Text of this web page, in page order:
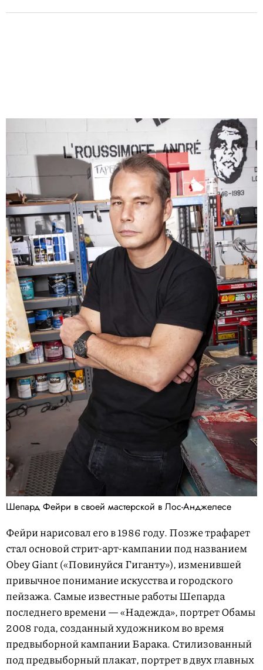
Шепард Фейри в своей мастерской в Лос-Анджелесе
Фейри нарисовал его в 1986 году. Позже трафарет
стал основой стрит-арт-кампании под названием
Obey Giant («Повинуйся Гиганту»), изменившей
привычное понимание искусства и городского
пейзажа. Самые известные работы Шепарда
последнего времени — «Надежда», портрет Обамы
2008 года, созданный художником во время
предвыборной кампании Барака. Стилизованный
под предвыборный плакат, портрет в двух главных